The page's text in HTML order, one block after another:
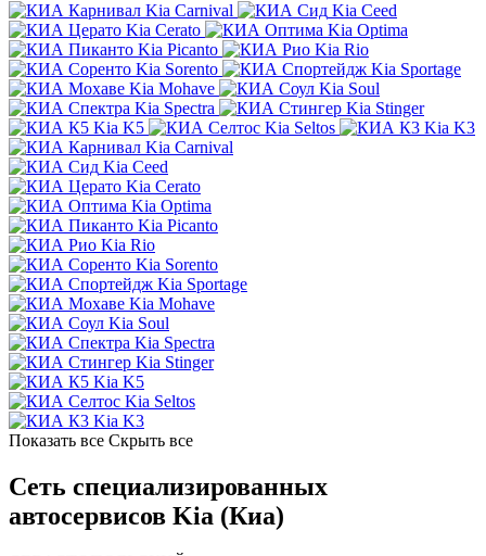
Kia Carnival
Kia Ceed
Kia Cerato
Kia Optima
Kia Picanto
Kia Rio
Kia Sorento
Kia Sportage
Kia Mohave
Kia Soul
Kia Spectra
Kia Stinger
Kia K5
Kia Seltos
Kia K3
Kia Carnival
Kia Ceed
Kia Cerato
Kia Optima
Kia Picanto
Kia Rio
Kia Sorento
Kia Sportage
Kia Mohave
Kia Soul
Kia Spectra
Kia Stinger
Kia K5
Kia Seltos
Kia K3
Показать все Скрыть все
Сеть специализированных
автосервисов Kia (Киа)